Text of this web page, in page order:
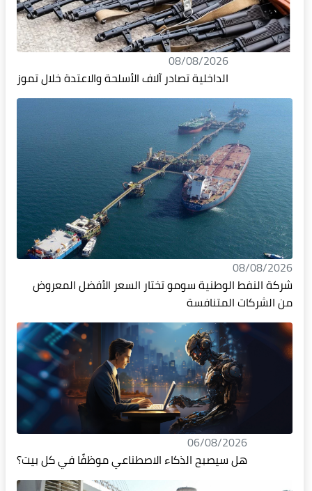
08/08/2026
الداخلية تصادر آلاف الأسلحة والاعتدة خلال تموز
08/08/2026
شركة النفط الوطنية سومو تختار السعر الأفضل المعروض
من الشركات المتنافسة
06/08/2026
هل سيصبح الذكاء الاصطناعي موظفًا في كل بيت؟